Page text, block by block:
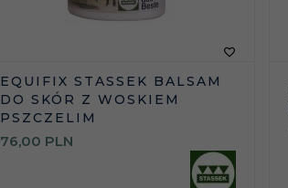
EQUIFIX STASSEK BALSAM
DO SKÓR Z WOSKIEM
PSZCZELIM
76,00 PLN